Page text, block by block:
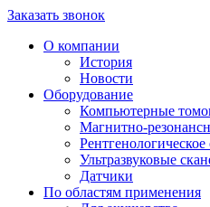
Заказать звонок
О компании
История
Новости
Оборудование
Компьютерные
Магнитно-
Ультразвуковые
Датчики
По областям применения